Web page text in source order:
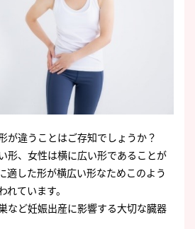
が違うことはご存知でしょうか？
形、女性は横に広い形であることが
適した形が横広い形なためこのよう
れています。
など妊娠出産に影響する大切な臓器